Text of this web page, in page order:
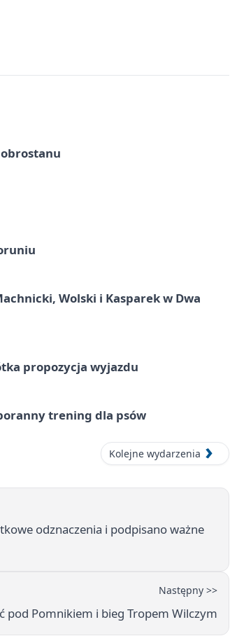
Wolski i Kasparek w Dwa
propozycja wyjazdu
trening dla psów
Kolejne wydarzenia
odznaczenia i podpisano ważne
Następny >>
pod Pomnikiem i bieg Tropem Wilczym